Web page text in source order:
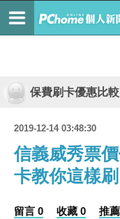
保費刷卡優惠比較【省
2019-12-14 03:48:30
信義威秀票
卡教你這樣
留言 0 收藏 0 推